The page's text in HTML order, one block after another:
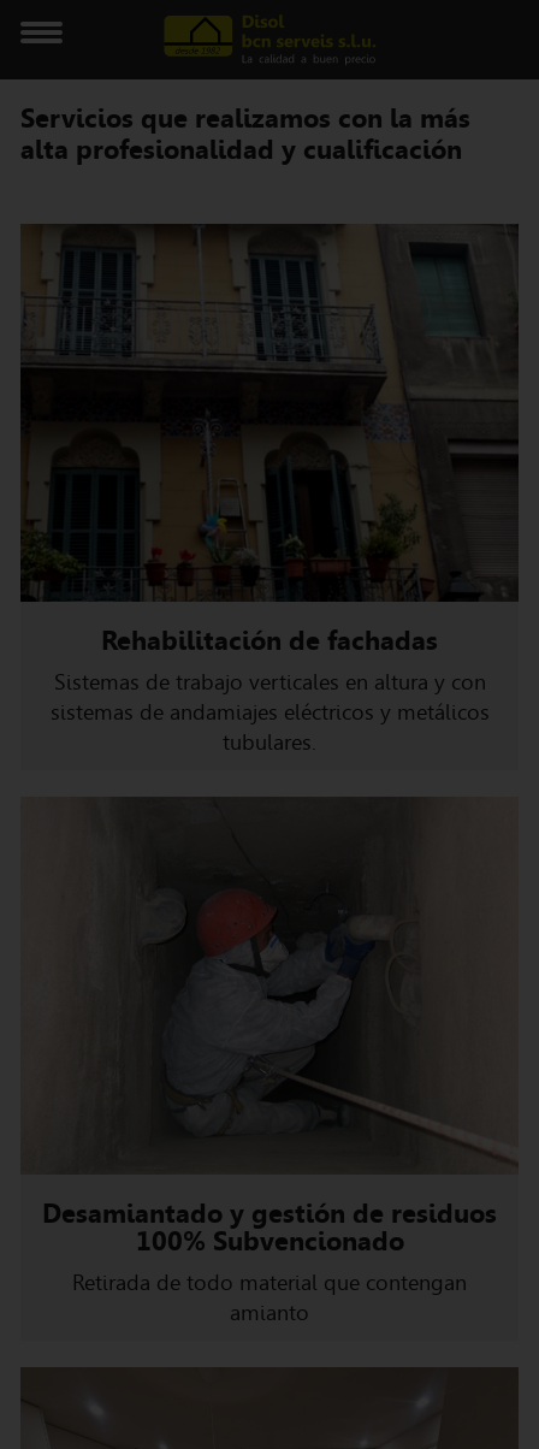
Servicios que realizamos con la más
alta profesionalidad y cualificación
Rehabilitación de fachadas
Sistemas de trabajo verticales en altura y con
sistemas de andamiajes eléctricos y metálicos
tubulares.
Desamiantado y gestión de residuos
100% Subvencionado
Retirada de todo material que contengan
amianto